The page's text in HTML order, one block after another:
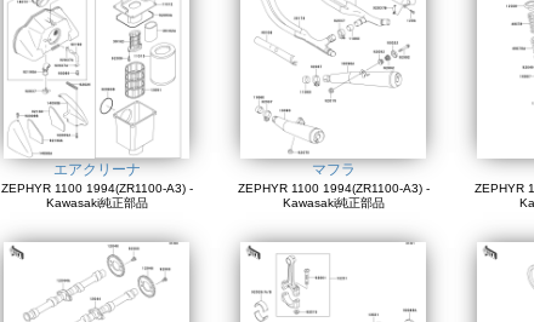
エアクリーナ
ZEPHYR 1100 1994(ZR1100-A3) -
Kawasaki純正部品
マフラ
ZEPHYR 1100 1994(ZR1100-A3) -
Kawasaki純正部品
ZEPHYR